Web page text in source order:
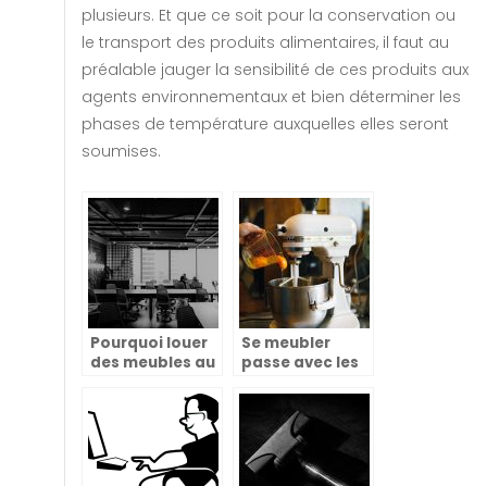
plusieurs. Et que ce soit pour la conservation ou
le transport des produits alimentaires, il faut au
préalable jauger la sensibilité de ces produits aux
agents environnementaux et bien déterminer les
phases de température auxquelles elles seront
soumises.
Pourquoi louer
des meubles au
Se meubler
passe avec les